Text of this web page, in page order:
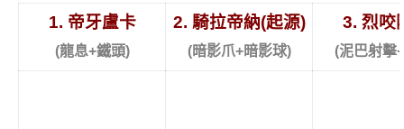
1. 帝牙盧卡
(龍息+鐵頭)
2. 騎拉帝納(起源)
(暗影爪+暗影球)
3. 烈咬
(泥巴射擊